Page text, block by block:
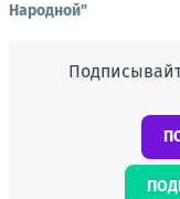
Народной"